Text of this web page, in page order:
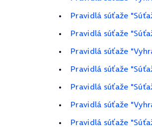
Pravidlá súťaže
Pravidlá súťaže
Pravidlá súťaže
Pravidlá súťaže
Pravidlá súťaže
Pravidlá súťaže
Pravidlá súťaže